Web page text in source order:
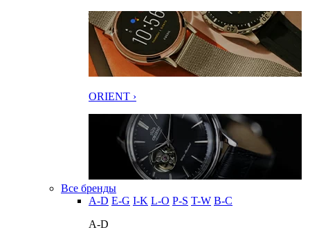
ORIENT ›
Все бренды
A-D E-G I-K L-O P-S T-W В-С
A-D